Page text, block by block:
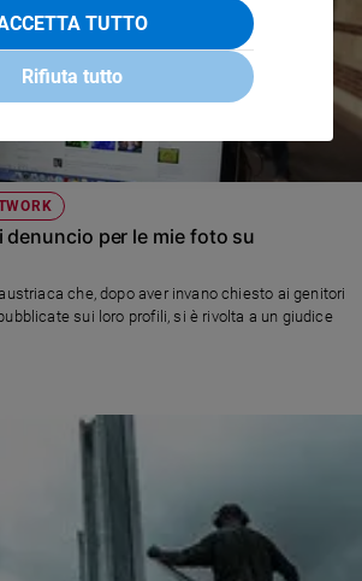
denuncio per le mie foto su
che, dopo aver invano chiesto ai genitori
sui loro profili, si è rivolta a un giudice
TUTTO
Rifiuta tutto